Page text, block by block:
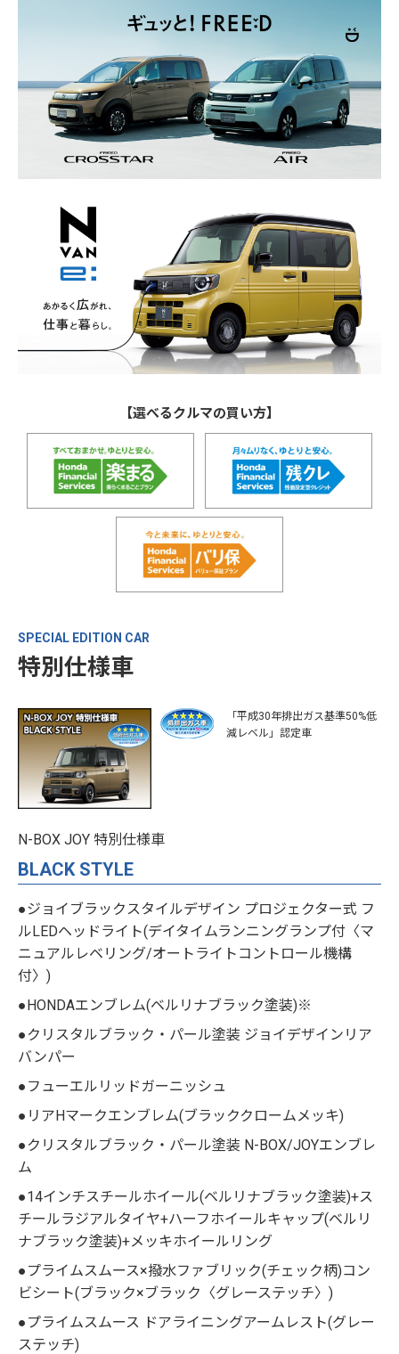
【選べるクルマの買い方】
SPECIAL EDITION CAR
特別仕様車
「平成30年排出ガス基準50%低
減レベル」認定車
N-BOX JOY 特別仕様車
BLACK STYLE
●ジョイブラックスタイルデザイン プロジェクター式 フ
ルLEDヘッドライト(デイタイムランニングランプ付〈マ
ニュアルレベリング/オートライトコントロール機構
付〉)
●HONDAエンブレム(ベルリナブラック塗装)※
●クリスタルブラック・パール塗装 ジョイデザインリア
バンパー
●フューエルリッドガーニッシュ
●リアHマークエンブレム(ブラッククロームメッキ)
●クリスタルブラック・パール塗装 N-BOX/JOYエンブレ
ム
●14インチスチールホイール(ベルリナブラック塗装)+ス
チールラジアルタイヤ+ハーフホイールキャップ(ベルリ
ナブラック塗装)+メッキホイールリング
●プライムスムース×撥水ファブリック(チェック柄)コン
ビシート(ブラック×ブラック〈グレーステッチ〉)
●プライムスムース ドアライニングアームレスト(グレー
ステッチ)